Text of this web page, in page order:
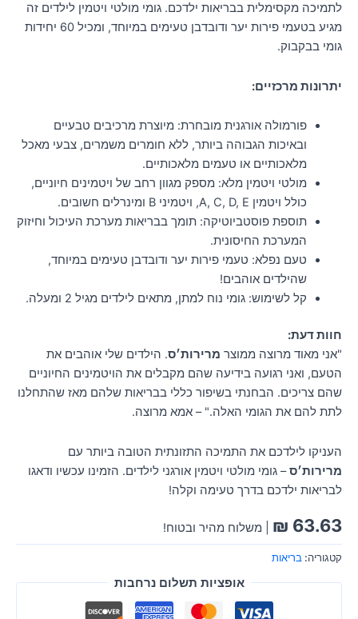
לתמיכה מקסימלית בבריאות ילדכם. גומי מולטי ויטמין לילדים זה
מגיע בטעמי פירות יער ודובדבן טעימים במיוחד, ומכיל 60 יחידות
גומי בבקבוק.
יתרונות מרכזיים:
פורמולה אורגנית מובחרת: מיוצרת מרכיבים טבעיים
ובאיכות הגבוהה ביותר, ללא חומרים משמרים, צבעי מאכל
מלאכותיים או טעמים מלאכותיים.
מולטי ויטמין מלא: מספק מגוון רחב של ויטמינים חיוניים,
כולל ויטמין A, C, D, E, ויטמיני B ומינרלים חשובים.
תוספת פוסטביוטיקה: תומך בבריאות מערכת העיכול וחיזוק
המערכת החיסונית.
טעם נפלא: טעמי פירות יער ודובדבן טעימים במיוחד,
שהילדים אוהבים!
קל לשימוש: גומי נוח למתן, מתאים לילדים מגיל 2 ומעלה.
חוות דעת:
"אני מאוד מרוצה ממוצר מרירות׳ס. הילדים שלי אוהבים את
הטעם, ואני רגועה בידיעה שהם מקבלים את הויטמינים החיוניים
שהם צריכים. הבחנתי בשיפור כללי בבריאות שלהם מאז שהתחלנו
לתת להם את הגומי האלה." – אמא מרוצה.
העניקו לילדכם את התמיכה התזונתית הטובה ביותר עם
מרירות׳ס– גומי מולטי ויטמין אורגני לילדים. הזמינו עכשיו ודאגו
לבריאות ילדכם בדרך טעימה וקלה!
₪ 63.63 | משלוח מהיר ובטוח!
קטגוריה: בריאות
אופציות תשלום נרחבות